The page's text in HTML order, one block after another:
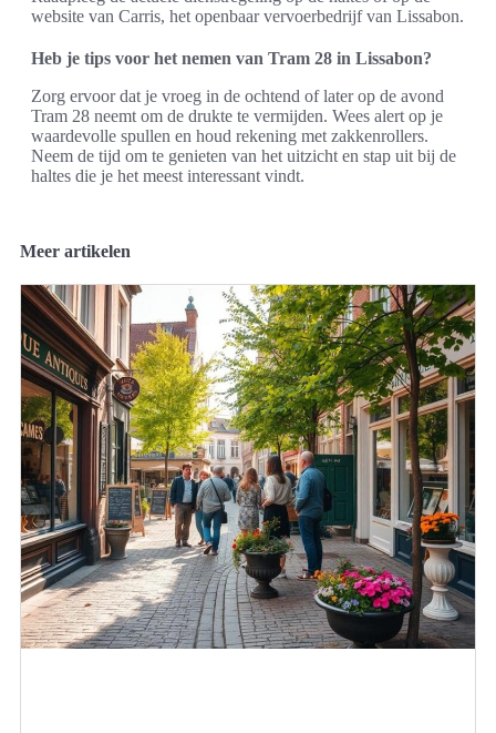
website van Carris, het openbaar vervoerbedrijf van Lissabon.
Heb je tips voor het nemen van Tram 28 in Lissabon?
Zorg ervoor dat je vroeg in de ochtend of later op de avond
Tram 28 neemt om de drukte te vermijden. Wees alert op je
waardevolle spullen en houd rekening met zakkenrollers.
Neem de tijd om te genieten van het uitzicht en stap uit bij de
haltes die je het meest interessant vindt.
Meer artikelen